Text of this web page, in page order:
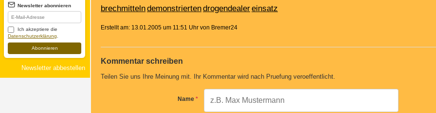
Newsletter abonnieren
Ich akzeptiere die
Datenschutzerklärung
Abonnieren
Newsletter abbestellen
brechmittelndemonstriertendrogendealereinsatz
Erstellt am: 13.01.2005 um 11:51 Uhr von Bremer24
Kommentar schreiben
Teilen Sie uns Ihre Meinung mit. Ihr Kommentar wird nach Pruefung veroeffentlicht.
Name *